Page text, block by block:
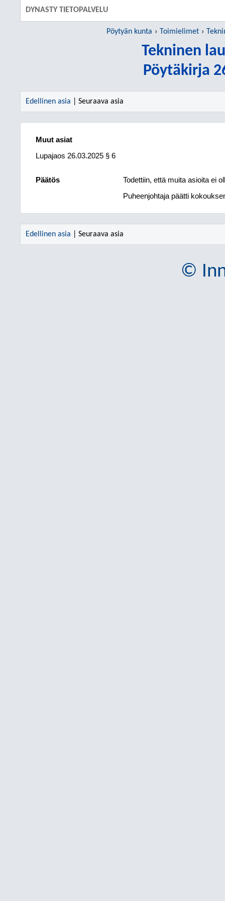
DYNASTY TIETOPALVELU
Pöytyän kunta Toimielimet
Tekninen
Pöytäkirja
Edellinen asia | Seuraava asia
Muut asiat
Lupajaos 26.03.2025 § 6
Päätös
Todettiin, että muita asioita ei
Puheenjohtaja päätti
Edellinen asia | Seuraava asia
©